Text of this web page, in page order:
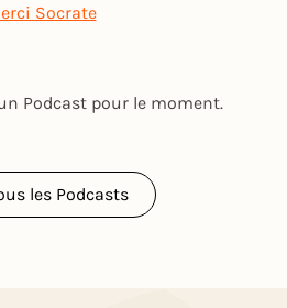
Socrate
Podcast pour le moment.
les Podcasts